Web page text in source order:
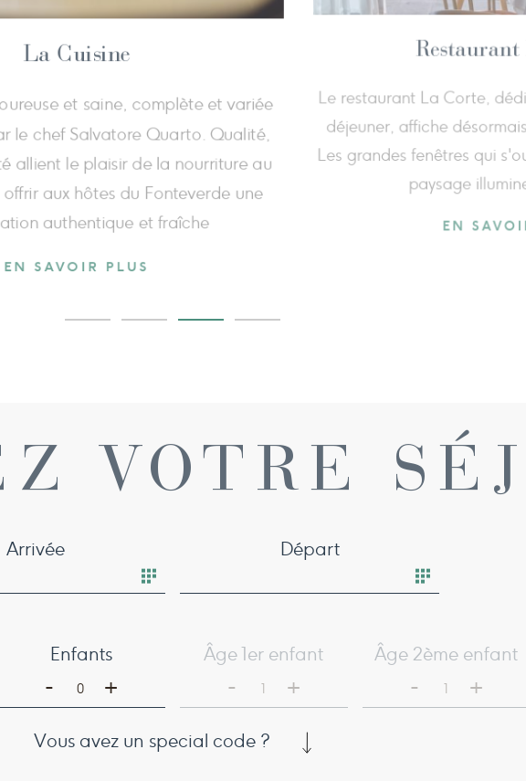
Juice bar
une atmosphère feutrée aux tons pastel
avec de charmantes chaises longues
en savourant un jus sain ou une
entre un soin bien-être et un bain dans
les piscines thermales.
EN SAVOIR PLUS
La
Une cuisine
est préparée par le
goût et simplicité
bien-être pour offrir
VOTRE
Arrivée Départ
Enfants
0
- +
Âge 1er enfant
- +
Âge 2ème enfant
- +
Vous avez un special code ?